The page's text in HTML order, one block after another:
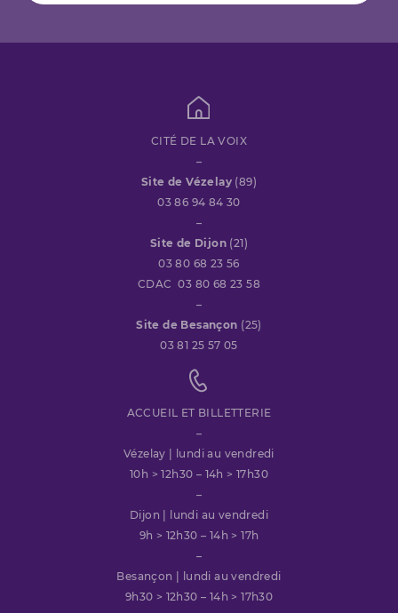
CITÉ DE LA VOIX
–
Site de Vézelay (89)
03 86 94 84 30
–
Site de Dijon (21)
03 80 68 23 56
CDAC 03 80 68 23 58
–
Site de Besançon (25)
03 81 25 57 05
ACCUEIL ET BILLETTERIE
–
Vézelay | lundi au vendredi
10h > 12h30 – 14h > 17h30
–
Dijon | lundi au vendredi
9h > 12h30 – 14h > 17h
–
Besançon | lundi au vendredi
9h30 > 12h30 – 14h > 17h30